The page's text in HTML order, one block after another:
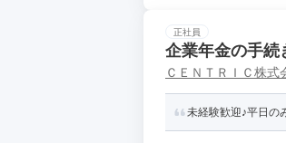
正社員
企業年金の手続
ＣＥＮＴＲＩＣ株式
未経験歓迎♪平日の